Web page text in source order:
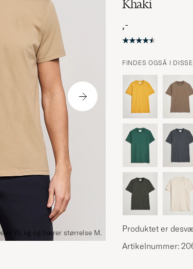
76 kg og bærer størrelse M.
Khaki
,-
FINDES OGSÅ I DISSE
Produktet er
Artikelnummer: